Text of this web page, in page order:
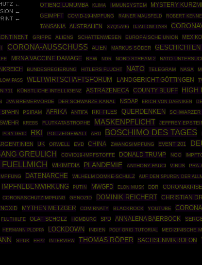
←
←
←
OTIENO LUMUMBA
KLIMA IMMUNSYSTEM MYSTERY
GEIMPFT COVID-19-IMPFUNG RAINER MAUSFELD ROBERT
TANSANIA
AUSTRALIEN X7Q5A96 DJATLOW PASS
GRIPPE ALIENS SCHATTENWESEN EUROPÄISCHE UNION MEXIKO
CORONA-AUSSCHUSS ALIEN MARKUS SÖDER
MRNA VACCINE DAMAGE BSW NDR NORD STREAM 2 NATO
BUNDESREGIERUNG HITLERS FLUCHT NATO TELEGRAM NASA
PASS WELTWIRTSCHAFTSFORUM LANDGERICHT GÖTTINGEN
711 KÜNSTLICHE INTELLIGENZ ASTRAZENECA COUNTY BLUFF HIGH
JVA BREMERVÖRDE DER SCHWARZE KANAL NSDAP ERICH VON DAENIKEN
PSIRAM AFRIKA ANTIFA RKI-FILES QUERDENKEN SCHWARZER
KREBS FLUTKATASTROPHE MASKENPFLICHT JEFFREY
POLY GRID RKI POLIZEIGEWALT ARD BOSCHIMO DES TAGES
UK ORWELL EVD CHINA ZWANGSIMPFUNG EVENT 201
GREULICH COVID19-IMPFSTOFFE DONALD TRUMP NGO
WIKIMEDIA PLANDEMIE ANTHONY FAUCI VIRUS PRÄ-
DATENARCHE WILHELM DOMKE-SCHULZ AUF DEN SPUREN DER
IMPFNEBENWIRKUNG PUTIN MWGFD ELON MUSK DDR CORONAKRISE
CORONASCHUTZIMPFUNG GENOZID DOMINIK REICHERT CHRISTIAN
MYTHEN METZGER COMIRNATY BLACKROCK YOUTUBE
FLUTHILFE OLAF SCHOLZ HOMBURG SPD ANNALENA BAERBOCK
HERMANN PLOPPA LOCKDOWN INDIEN POLY GRID TUTORIAL MEDIZINISCHE
SPUK FFP2 INTERVIEW THOMAS RÖPER SACHSENMIKROFON